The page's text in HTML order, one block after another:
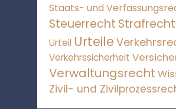
Staats- und
Steuerrecht Strafrecht
Urteil Urteile
Verkehrssicherheit
Verwaltungsrecht
Zivil- und